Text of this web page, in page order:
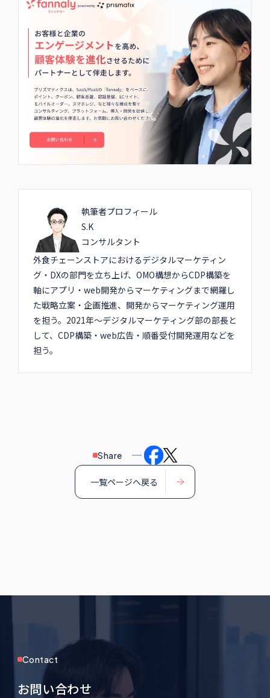
執筆者プロフィール
S.K
コンサルタント
外食チェーンストアにおけるデジタルマーケティン
グ・DXの部門を立ち上げ、OMO構想からCDP構築を
軸にアプリ・web開発からマーケティングまで網羅し
た戦略立案・企画推進、開発からマーケティング運用
を担う。2021年～デジタルマーケティング部の部長と
して、CDP構築・web広告・順番受付開発運用などを
担う。
Share
一覧ページへ戻る
Contact
お問い合わせ